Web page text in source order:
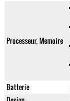
Processeur, Memoire
Batterie